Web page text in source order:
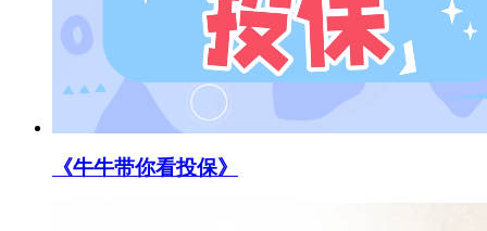
《牛牛带你看投保》